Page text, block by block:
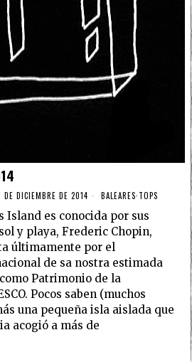
DE DICIEMBRE DE 2014 BALEARES·TOPS
Island es conocida por sus
y playa, Frederic Chopin,
últimamente por el
de sa nostra estimada
Patrimonio de la
Pocos saben (muchos
una pequeña isla aislada que
acogió a más de